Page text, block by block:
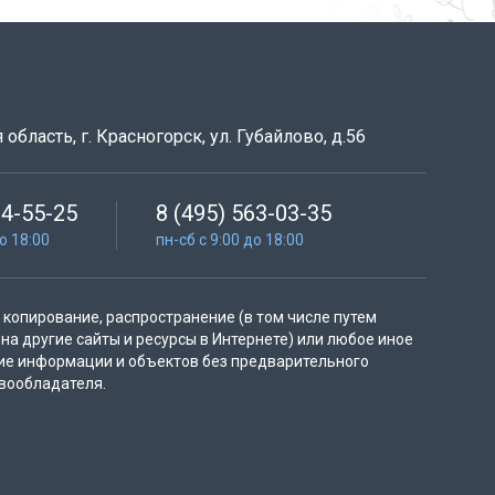
г. Красногорск, ул. Губайлово, д.56
55-25
18:00
8 (495) 563-03-35
пн-сб с 9:00 до 18:00
распространение (в том числе путем
другие сайты и ресурсы в Интернете) или любое иное
информации и объектов без предварительного